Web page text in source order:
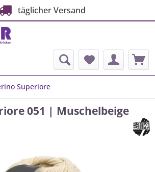
täglicher Versand
Superiore
051 | Muschelbeige